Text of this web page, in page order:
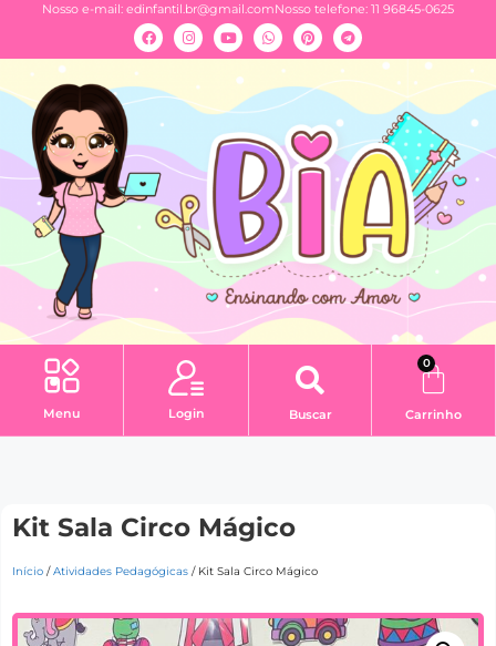
Nosso e-mail: edinfantil.br@gmail.comNosso telefone: 11 96845-0625
Menu Login Buscar
0
Carrinho
Kit Sala Circo Mágico
Início /Atividades Pedagógicas / Kit Sala Circo Mágico